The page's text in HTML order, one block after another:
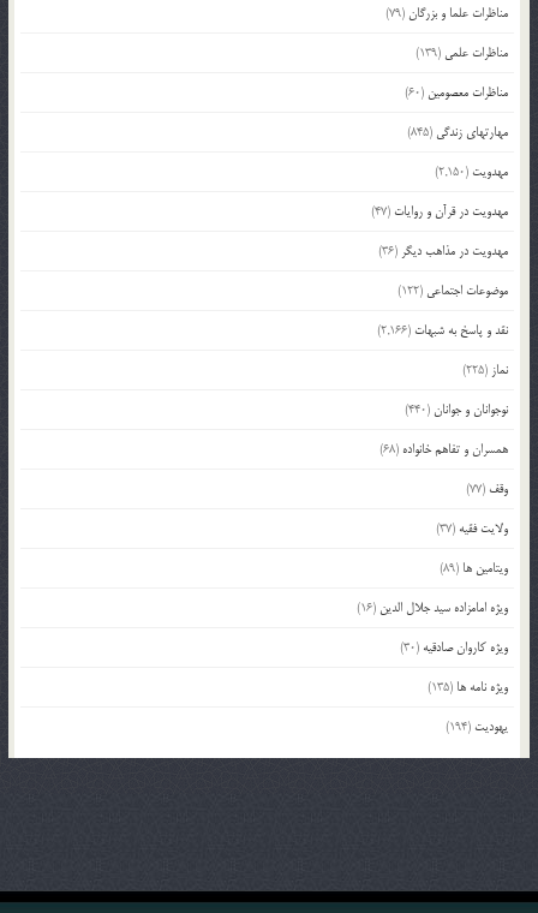
مناظرات علما و بزرگان(79)
مناظرات علمی (139)
مناظرات معصومین (60)
مهارتهای زندگی (845)
مهدویت (2,150)
مهدویت در قرآن و روایات (47)
مهدویت در مذاهب دیگر (36)
موضوعات اجتماعی (122)
نقد و پاسخ به شبهات (2,166)
نماز (225)
نوجوانان و جوانان(440)
همسران و تفاهم خانواده (68)
وقف (77)
ولایت فقیه (37)
ویتامین ها (89)
ویژه امامزاده سید جلال الدین (16)
ویژه کاروان صادقیه (30)
ویژه نامه ها (135)
یهودیت (194)